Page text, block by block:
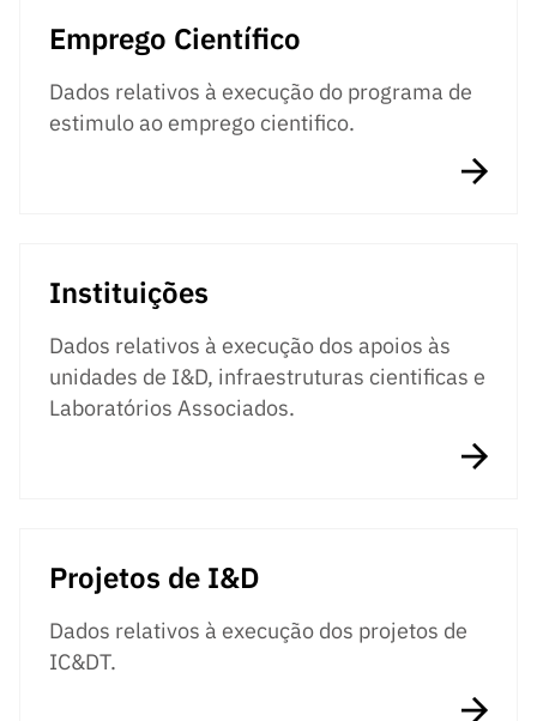
Emprego Científico
Dados relativos à execução do programa de
estimulo ao emprego cientifico.
Instituições
Dados relativos à execução dos apoios às
unidades de I&D, infraestruturas cientificas e
Laboratórios Associados.
Projetos de I&D
Dados relativos à execução dos projetos de
IC&DT.